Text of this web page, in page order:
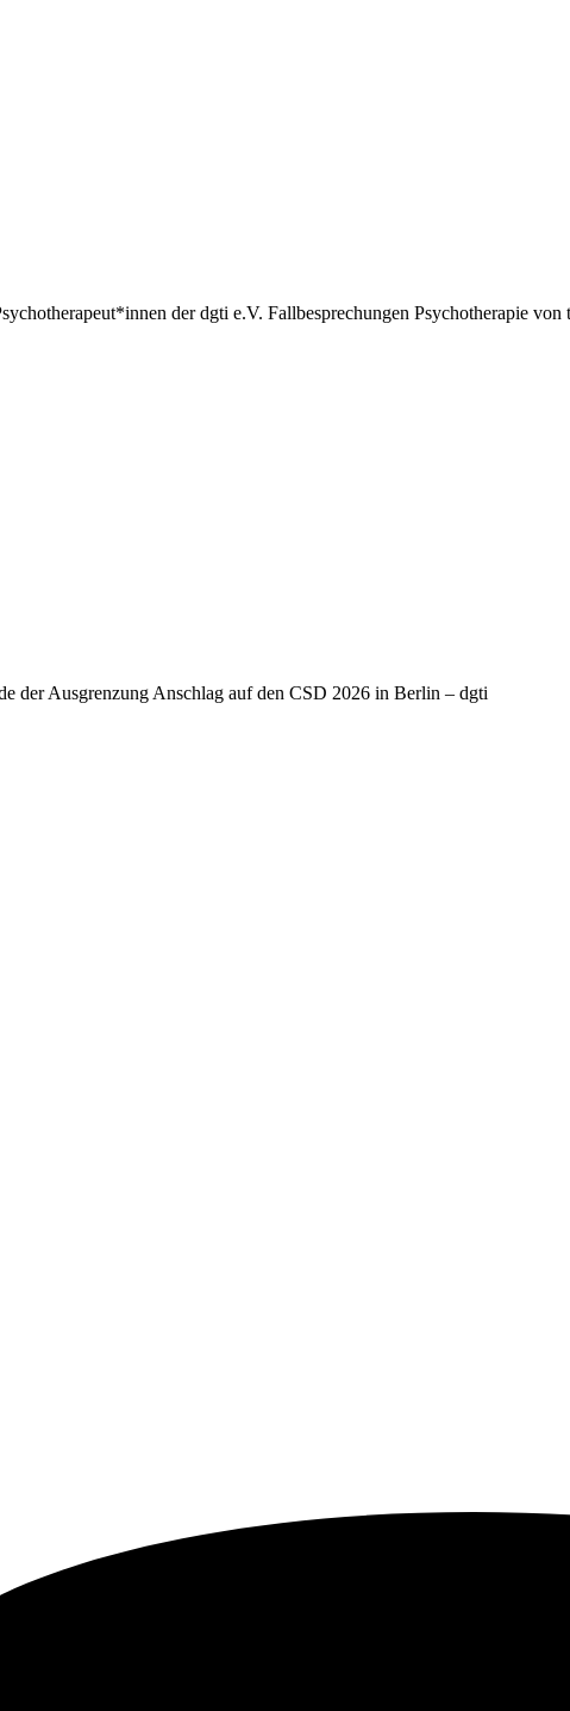
der dgti e.V. Fallbesprechungen Psychotherapie von
der Ausgrenzung Anschlag auf den CSD 2026 in Berlin – dgti